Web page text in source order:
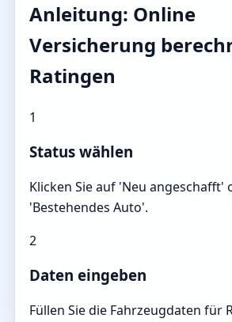
Anleitung: Online
Versicherung
Ratingen
1
Status wählen
Klicken Sie auf 'Neu angeschafft'
'Bestehendes Auto'.
2
Daten eingeben
Füllen Sie die Fahrzeugdaten für